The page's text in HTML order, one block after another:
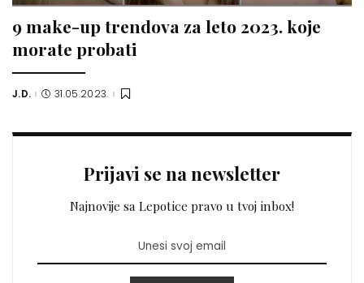
9 make-up trendova za leto 2023. koje
morate probati
Posted
J.D. 31.05.2023.
Prijavi se na newsletter
Najnovije sa Lepotice pravo u tvoj inbox!